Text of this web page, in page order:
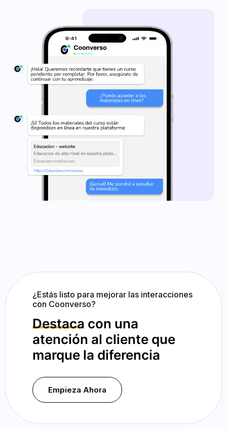
¿Estás listo para mejorar las interacciones
con Coonverso?
Destaca con una
atención al cliente que
marque la diferencia
Empieza Ahora